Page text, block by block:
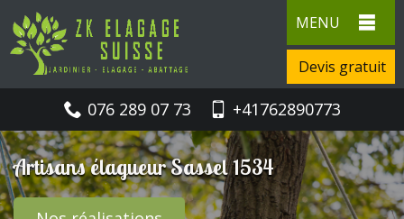
MENU
Devis gratuit
076 289 07 73 +41762890773
Artisans élagueur Sassel 1534